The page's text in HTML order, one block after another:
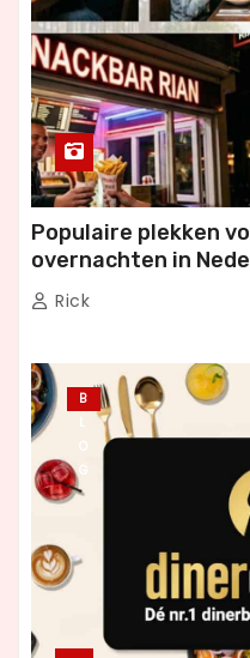
Populaire plekken
overnachten in
Rick
B
L
O
G